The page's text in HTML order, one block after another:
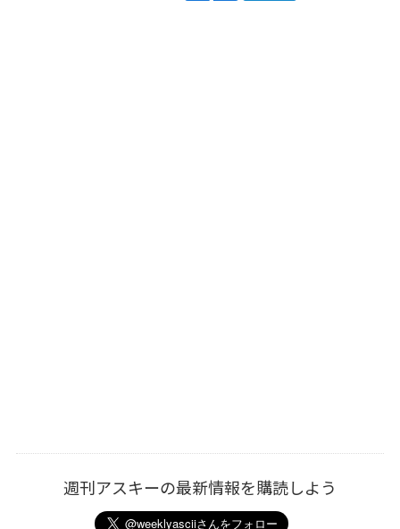
週刊アスキーの最新情報を購読しよう